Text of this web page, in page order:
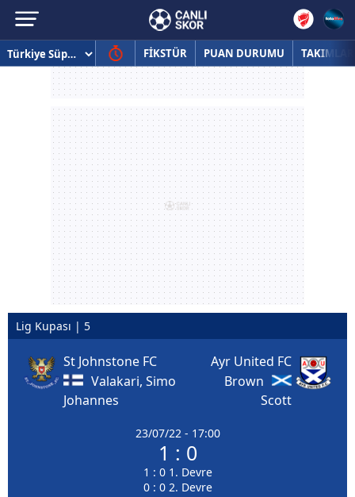
FİKSTÜR PUAN DURUMU TAKIMLAR
Lig Kupası | 5
St Johnstone FC
Valakari, Simo
Johannes
23/07/22 - 17:00
1 : 0
1 : 0 1. Devre
0 : 0 2. Devre
Ayr United FC
Brown
Scott